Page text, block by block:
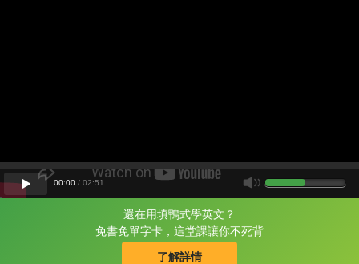
還在用填鴨式學英文？
免書免單字卡，這堂課讓你不死背
了解詳情
片尾有
攻其不背
的品牌故事
00:00 / 02:51